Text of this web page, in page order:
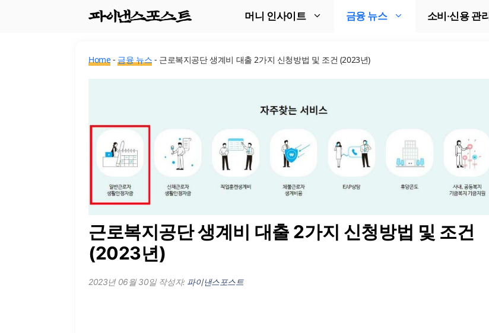
머니 인사이트 금융 뉴스 소비·신용 관리
Home-금융 뉴스 - 근로복지공단 생계비 대출 2가지 신청방법 및 조건 (2023년)
근로복지공단 생계비 대출 2가지 신청방법 및 조건
(2023년)
2023년 06월 30일 작성자: 파이낸스포스트